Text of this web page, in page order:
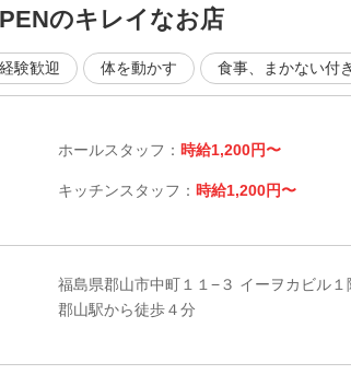
のキレイなお店
験歓迎 体を動かす 食事、まかない付
ホールスタッフ： 時給1,200円〜
キッチンスタッフ： 時給1,200円〜
福島県郡山市中町１１−３ イーヲカビル１
郡山駅から徒歩４分